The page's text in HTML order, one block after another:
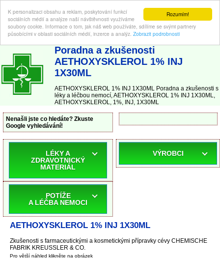
Rozumím!
K personalizaci obsahu a reklam, poskytování funkcí
sociálních médií a analýze naší návštěvnosti využíváme
soubory cookie. Informace o tom, jak náš web používáte, sdílíme se svými partnery
působícími v oblasti sociálních médií, inzerce a analýz. Zobrazit podrobnosti
ABC-LEKARNA.cz | Poradna a zkušenosti s léky a léčbou nemocí
Poradna a zkušenosti
AETHOXYSKLEROL 1% INJ
1X30ML
AETHOXYSKLEROL 1% INJ 1X30ML Poradna a zkušenosti s
léky a léčbou nemocí, AETHOXYSKLEROL 1% INJ 1X30ML,
AETHOXYSKLEROL, 1%, INJ, 1X30ML
Nenašli jste co hledáte? Zkuste
Google vyhledávání!
LÉKY A
ZDRAVOTNICKÝ
MATERIÁL
POTÍŽE
A LÉČBA NEMOCI
VÝROBCI
AETHOXYSKLEROL 1% INJ 1X30ML
Zkušenosti s farmaceutickými a kosmetickými přípravky cévy CHEMISCHE
FABRIK KREUSSLER & CO.
Pro větší náhled klikněte na obrázek